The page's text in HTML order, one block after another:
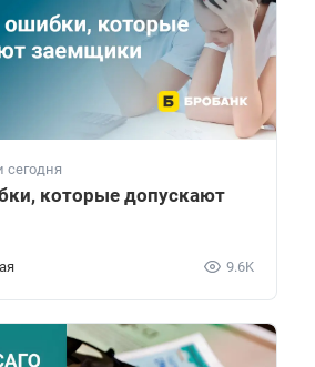
сегодня
которые допускают
9.6K